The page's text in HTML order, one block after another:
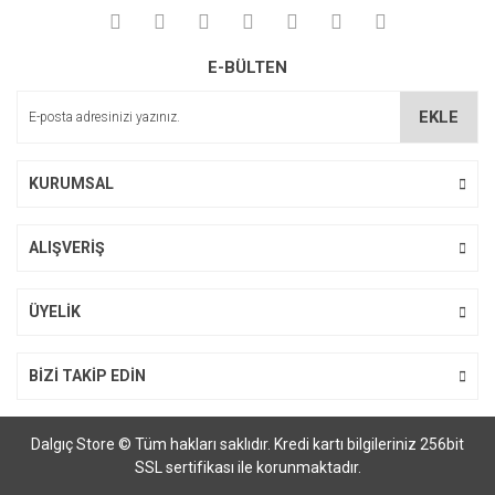
Yorum Yaz
Soru Sor
Ürün açıklamasında eksik bilgiler bulunuyor.
E-BÜLTEN
EKLE
KURUMSAL
ALIŞVERİŞ
ÜYELİK
BİZİ TAKİP EDİN
Dalgıç Store © Tüm hakları saklıdır. Kredi kartı bilgileriniz 256bit
SSL sertifikası ile korunmaktadır.